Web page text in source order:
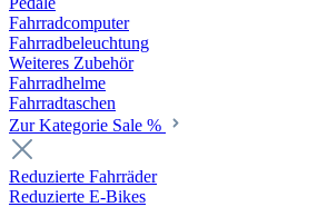
Fahrradcomputer
Fahrradbeleuchtung
Weiteres Zubehör
Fahrradhelme
Fahrradtaschen
Zur Kategorie Sale %
Reduzierte Fahrräder
Reduzierte E-Bikes